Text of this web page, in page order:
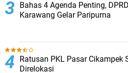
Bahas 4 Agenda Penting, DPRD
Karawang Gelar Paripurna
Ratusan PKL Pasar Cikampek
Direlokasi